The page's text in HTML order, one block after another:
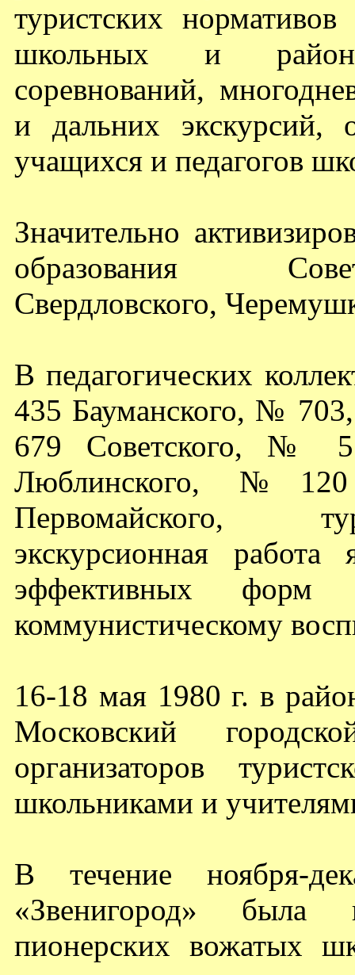
туристских
школьных и
соревнований,
и дальних экскурсий,
учащихся и педагогов
Значительно
образования
Свердловского,
В педагогических
435 Бауманского, №
679 Советского, №
Люблинского,
Первомайского,
экскурсионная
эффективных форм
коммунистическому
16-18 мая 1980 г. в
Московский
организаторов
школьниками и
В течение ноября-
«Звенигород» была
пионерских вожатых